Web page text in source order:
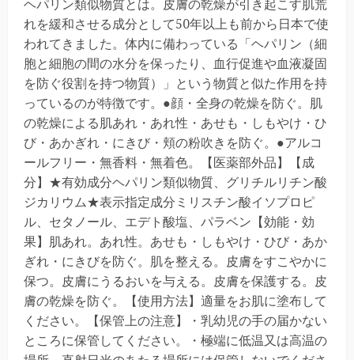
ヘパリン類似物質とは。皮膚の乾燥が引き起こす肌荒
れを緩和させる成分として50年以上も前から日本で使
われてきました。体内に備わっている「ヘパリン（細
胞と細胞の間の水分を保ったり、血行促進や血液凝固
を防ぐ役割を持つ物質）」という物質と似た作用を持
っているのが特徴です。●顔・全身の乾燥を防ぐ。肌
の乾燥による肌あれ・あれ性・あせも・しもやけ・ひ
び・あかぎれ・にきび・頬の粉吹きを防ぐ。●アルコ
ールフリー・無香料・無着色。【医薬部外品】【成
分】★有効成分ヘパリン類似物質、グリチルリチン酸
ジカリウム★表示指定成分ミリスチン酸イソプロピ
ル、セタノール、エデト酸塩、パラベン【効能・効
果】肌あれ。あれ性。あせも・しもやけ・ひび・あか
ぎれ・にきびを防ぐ。肌を整える。皮膚をすこやかに
保つ。皮膚にうるおいを与える。皮膚を保護する。皮
膚の乾燥を防ぐ。【使用方法】適量をお肌に塗布して
ください。【保管上の注意】・乳幼児の手の届かない
ところに保管してください。・極端に低温又は高温の